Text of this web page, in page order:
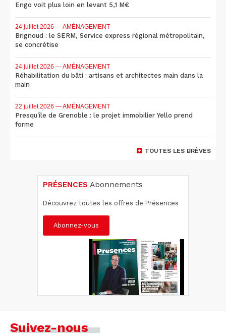
Engo voit plus loin en levant 5,1 M€
24 juillet 2026 — AMÉNAGEMENT
Brignoud : le SERM, Service express régional métropolitain,
se concrétise
24 juillet 2026 — AMÉNAGEMENT
Réhabilitation du bâti : artisans et architectes main dans la
main
22 juillet 2026 — AMÉNAGEMENT
Presqu'île de Grenoble : le projet immobilier Yello prend
forme
TOUTES LES BRÈVES
PRÉSENCES Abonnements
Découvrez toutes les offres de Présences
Abonnez-vous
Suivez-nous